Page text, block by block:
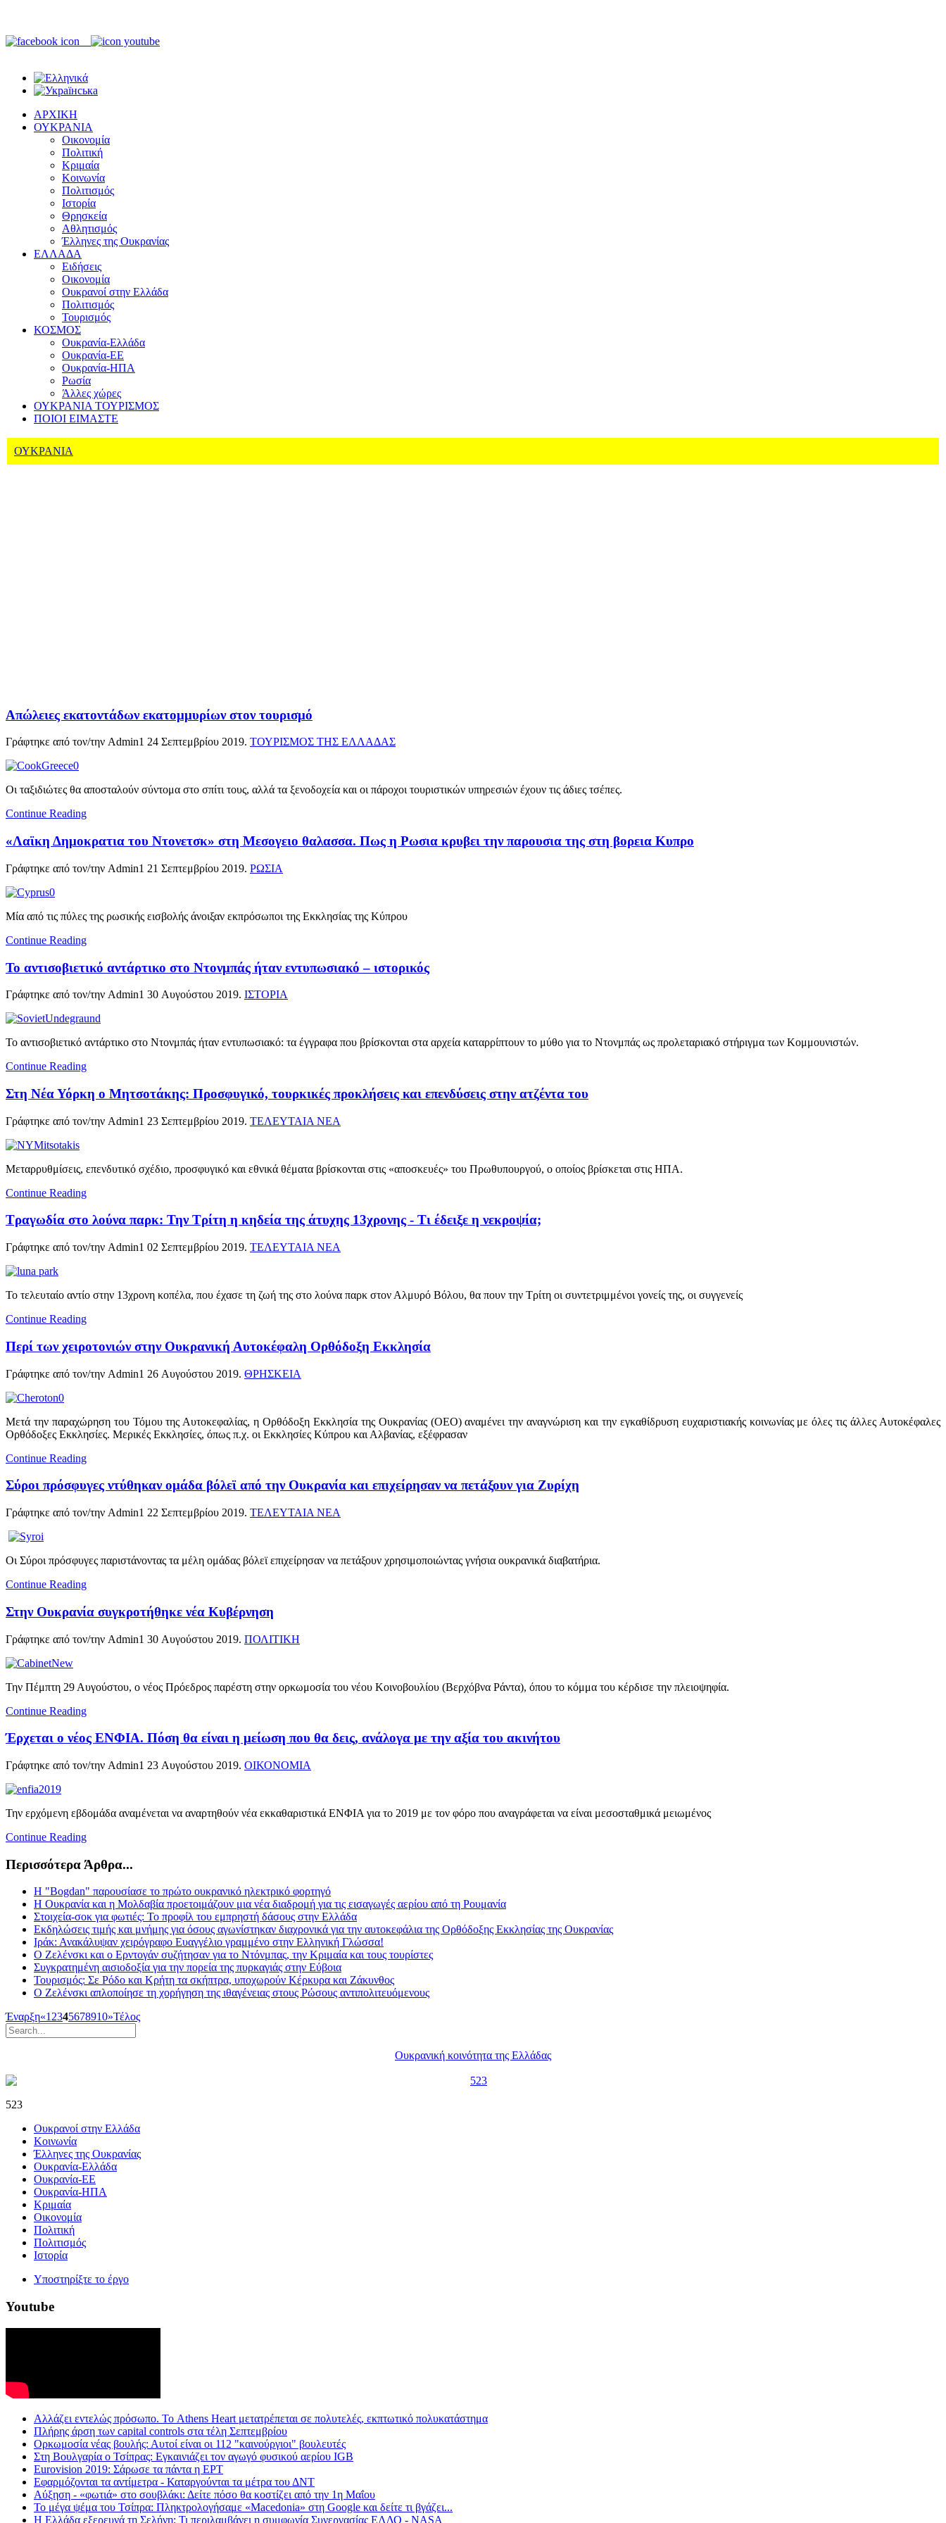
ΑΡΧΙΚΗ
ΟΥΚΡΑΝΙΑ
Οικονομία
Πολιτική
Κριμαία
Κοινωνία
Πολιτισμός
Ιστορία
Θρησκεία
Αθλητισμός
Έλληνες της Ουκρανίας
ΕΛΛΑΔΑ
Ειδήσεις
Οικονομία
Ουκρανοί στην Ελλάδα
Πολιτισμός
Τουρισμός
ΚΟΣΜΟΣ
Ουκρανία-Ελλάδα
Ουκρανία-ΕΕ
Ουκρανία-ΗΠΑ
Ρωσία
Άλλες χώρες
ΟΥΚΡΑΝΙΑ ΤΟΥΡΙΣΜΟΣ
ΠΟΙΟΙ ΕΙΜΑΣΤΕ
ΟΥΚΡΑΝΙΑ
Απώλειες εκατοντάδων εκατομμυρίων στον τουρισμό
Γράφτηκε από τον/την Admin1 24 Σεπτεμβρίου 2019. ΤΟΥΡΙΣΜΟΣ ΤΗΣ ΕΛΛΑΔΑΣ
Οι ταξιδιώτες θα αποσταλούν σύντομα στο σπίτι τους, αλλά τα ξενοδοχεία και οι πάροχοι τουριστικών υπηρεσιών έχουν τις άδιες τσέπες.
Continue Reading
«Λαϊκη Δημοκρατια του Ντονετσκ» στη Μεσογειο θαλασσα. Πως η Ρωσια κρυβει την παρουσια της στη βορεια Κυπρο
Γράφτηκε από τον/την Admin1 21 Σεπτεμβρίου 2019. ΡΩΣΙΑ
Μία από τις πύλες της ρωσικής εισβολής άνοιξαν εκπρόσωποι της Εκκλησίας της Κύπρου
Continue Reading
To αντισοβιετικό αντάρτικο στο Ντονμπάς ήταν εντυπωσιακό – ιστορικός
Γράφτηκε από τον/την Admin1 30 Αυγούστου 2019. ΙΣΤΟΡΙΑ
To αντισοβιετικό αντάρτικο στο Ντονμπάς ήταν εντυπωσιακό: τα έγγραφα που βρίσκονται στα αρχεία καταρρίπτουν το μύθο για το Ντονμπάς ως προλεταριακό στήριγμα των Κομμουνιστών.
Continue Reading
Στη Νέα Υόρκη ο Μητσοτάκης: Προσφυγικό, τουρκικές προκλήσεις και επενδύσεις στην ατζέντα του
Γράφτηκε από τον/την Admin1 23 Σεπτεμβρίου 2019. ΤΕΛΕΥΤΑΙΑ ΝΕΑ
Μεταρρυθμίσεις, επενδυτικό σχέδιο, προσφυγικό και εθνικά θέματα βρίσκονται στις «αποσκευές» του Πρωθυπουργού, ο οποίος βρίσκεται στις ΗΠΑ.
Continue Reading
Τραγωδία στο λούνα παρκ: Την Τρίτη η κηδεία της άτυχης 13χρονης - Τι έδειξε η νεκροψία;
Γράφτηκε από τον/την Admin1 02 Σεπτεμβρίου 2019. ΤΕΛΕΥΤΑΙΑ ΝΕΑ
Το τελευταίο αντίο στην 13χρονη κοπέλα, που έχασε τη ζωή της στο λούνα παρκ στον Αλμυρό Βόλου, θα πουν την Τρίτη οι συντετριμμένοι γονείς της, οι συγγενείς
Continue Reading
Περί των χειροτονιών στην Ουκρανική Αυτοκέφαλη Ορθόδοξη Εκκλησία
Γράφτηκε από τον/την Admin1 26 Αυγούστου 2019. ΘΡΗΣΚΕΙΑ
Μετά την παραχώρηση του Τόμου της Αυτοκεφαλίας, η Ορθόδοξη Εκκλησία της Ουκρανίας (ΟΕΟ) αναμένει την αναγνώριση και την εγκαθίδρυση ευχαριστιακής κοινωνίας με όλες τις άλλες Αυτοκέφαλες
Ορθόδοξες Εκκλησίες. Μερικές Εκκλησίες, όπως π.χ. οι Εκκλησίες Κύπρου και Αλβανίας, εξέφρασαν
Continue Reading
Σύροι πρόσφυγες ντύθηκαν ομάδα βόλεϊ από την Ουκρανία και επιχείρησαν να πετάξουν για Ζυρίχη
Γράφτηκε από τον/την Admin1 22 Σεπτεμβρίου 2019. ΤΕΛΕΥΤΑΙΑ ΝΕΑ
Οι Σύροι πρόσφυγες παριστάνοντας τα μέλη ομάδας βόλεϊ επιχείρησαν να πετάξουν χρησιμοποιώντας γνήσια ουκρανικά διαβατήρια.
Continue Reading
Στην Ουκρανία συγκροτήθηκε νέα Κυβέρνηση
Γράφτηκε από τον/την Admin1 30 Αυγούστου 2019. ΠΟΛΙΤΙΚΗ
Την Πέμπτη 29 Αυγούστου, ο νέος Πρόεδρος παρέστη στην ορκωμοσία του νέου Κοινοβουλίου (Βερχόβνα Ράντα), όπου το κόμμα του κέρδισε την πλειοψηφία.
Continue Reading
Έρχεται ο νέος ΕΝΦΙΑ. Πόση θα είναι η μείωση που θα δεις, ανάλογα με την αξία του ακινήτου
Γράφτηκε από τον/την Admin1 23 Αυγούστου 2019. ΟΙΚΟΝΟΜΙΑ
Την ερχόμενη εβδομάδα αναμένεται να αναρτηθούν νέα εκκαθαριστικά ΕΝΦΙΑ για το 2019 με τον φόρο που αναγράφεται να είναι μεσοσταθμικά μειωμένος
Continue Reading
Περισσότερα Άρθρα...
Η "Bogdan" παρουσίασε το πρώτο ουκρανικό ηλεκτρικό φορτηγό
Η Ουκρανία και η Μολδαβία προετοιμάζουν μια νέα διαδρομή για τις εισαγωγές αερίου από τη Ρουμανία
Στοιχεία-σοκ για φωτιές: To προφίλ του εμπρηστή δάσους στην Ελλάδα
Εκδηλώσεις τιμής και μνήμης για όσους αγωνίστηκαν διαχρονικά για την αυτοκεφάλια της Ορθόδοξης Εκκλησίας της Ουκρανίας
Ιράκ: Ανακάλυψαν χειρόγραφο Ευαγγέλιο γραμμένο στην Ελληνική Γλώσσα!
Ο Ζελένσκι και ο Ερντογάν συζήτησαν για το Ντόνμπας, την Κριμαία και τους τουρίστες
Συγκρατημένη αισιοδοξία για την πορεία της πυρκαγιάς στην Εύβοια
Τουρισμός: Σε Ρόδο και Κρήτη τα σκήπτρα, υποχωρούν Κέρκυρα και Ζάκυνθος
Ο Ζελένσκι απλοποίησε τη χορήγηση της ιθαγένειας στους Ρώσους αντιπολιτευόμενους
Έναρξη«1 2345678910»Τέλος
Ουκρανική κοινότητα της Ελλάδας
523
Ουκρανοί στην Ελλάδα
Κοινωνία
Έλληνες της Ουκρανίας
Ουκρανία-Ελλάδα
Ουκρανία-ΕΕ
Ουκρανία-ΗΠΑ
Κριμαία
Οικονομία
Πολιτική
Πολιτισμός
Ιστορία
Υποστηρίξτε το έργο
Youtube
Aλλάζει εντελώς πρόσωπο. Το Athens Heart μετατρέπεται σε πολυτελές, εκπτωτικό πολυκατάστημα
Πλήρης άρση των capital controls στα τέλη Σεπτεμβρίου
Ορκωμοσία νέας βουλής: Αυτοί είναι οι 112 "καινούργιοι" βουλευτές
Στη Βουλγαρία ο Τσίπρας: Εγκαινιάζει τον αγωγό φυσικού αερίου IGB
Eurovision 2019: Σάρωσε τα πάντα η ΕΡΤ
Εφαρμόζονται τα αντίμετρα - Καταργούνται τα μέτρα του ΔΝΤ
Αύξηση - «φωτιά» στο σουβλάκι: Δείτε πόσο θα κοστίζει από την 1η Μαΐου
Το μέγα ψέμα του Τσίπρα: Πληκτρολογήσαμε «Macedonia» στη Google και δείτε τι βγάζει...
Η Ελλάδα εξερευνά τη Σελήνη: Τι περιλαμβάνει η συμφωνία Συνεργασίας ΕΛΔΟ - NASA